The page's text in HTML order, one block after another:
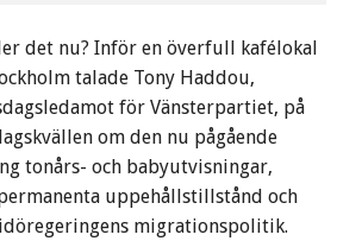
det nu? Inför en överfull kafélokal
talade Tony Haddou,
för Vänsterpartiet, på
om den nu pågående
tonårs- och babyutvisningar,
uppehållstillstånd och
migrationspolitik.